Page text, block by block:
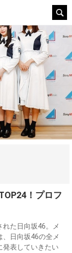
！プロフ
た日向坂46。メ
日向坂46の全メ
発表していきたい